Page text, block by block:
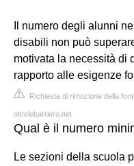
Il numero degli alunni
disabili non può
motivata la necessità di
rapporto alle esigenze
Richiesta di rimozione della
oltrelebarriere.net
Qual è il numero
Le sezioni della scuola